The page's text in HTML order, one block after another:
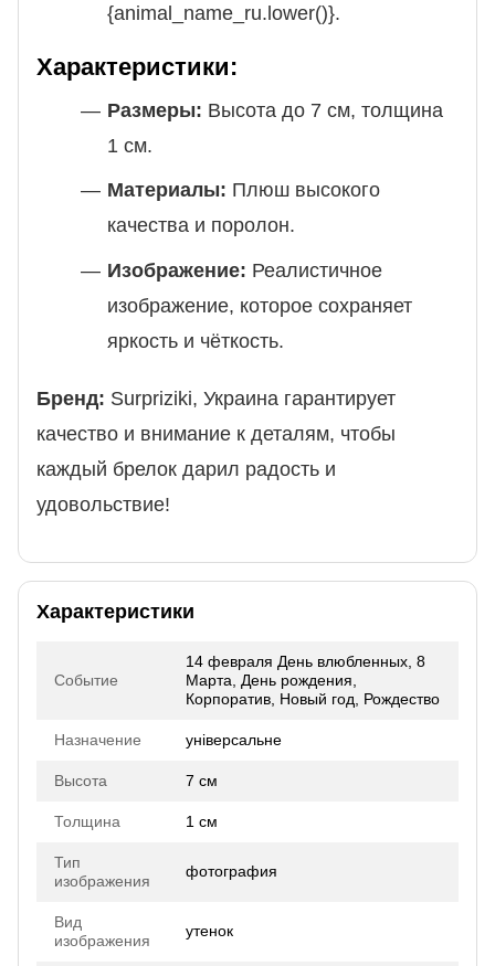
{animal_name_ru.lower()}.
Характеристики:
Размеры: Высота до 7 см, толщина
1 см.
Материалы: Плюш высокого
качества и поролон.
Изображение: Реалистичное
изображение, которое сохраняет
яркость и чёткость.
Бренд: Surpriziki, Украина гарантирует
качество и внимание к деталям, чтобы
каждый брелок дарил радость и
удовольствие!
Характеристики
Событие
14 февраля День влюбленных, 8
Марта, День рождения,
Корпоратив, Новый год, Рождество
Назначение універсальне
Высота 7 см
Толщина 1 см
Тип
изображения
фотография
Вид
изображения
утенок